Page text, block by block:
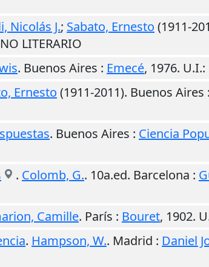
Nicolás J.; Sabato, Ernesto (1911-
LITERARIO
. Buenos Aires : Emecé, 1976. U.I.:
Ernesto (1911-2011). Buenos Aires :
. Buenos Aires : Ciencia
. Colomb, G.. 10a.ed. Barcelona :
Camille. París : Bouret, 1902.
. Hampson, W.. Madrid : Daniel